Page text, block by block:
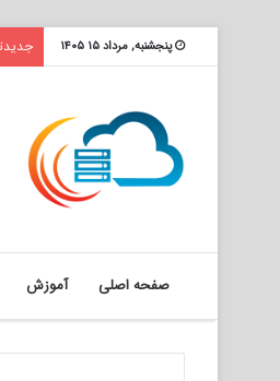
پنجشنبه, مرداد ۱۵ ۱۴۰۵
صفحه اصلی آموزش